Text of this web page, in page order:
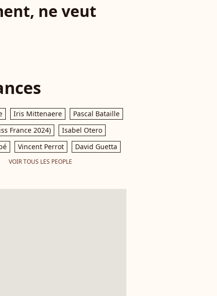
ne veut
Iris Mittenaere
Pascal Bataille
France 2024)
Isabel Otero
Vincent Perrot David Guetta
VOIR TOUS LES PEOPLE